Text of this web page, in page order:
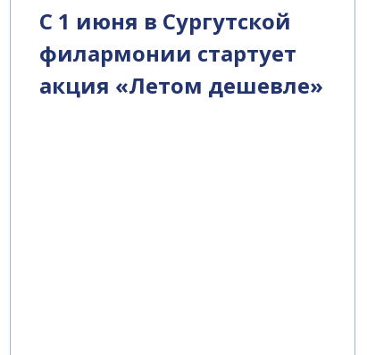
С 1 июня в Сургутской
филармонии стартует
акция «Летом дешевле»